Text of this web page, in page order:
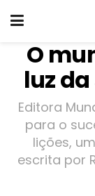
O
luz
Editora
para o
lições,
escrita por